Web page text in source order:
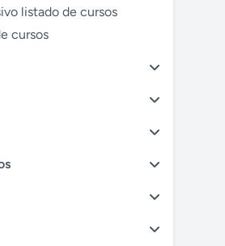
listado de cursos
cursos